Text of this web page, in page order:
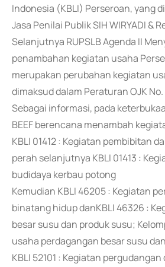
Indonesia (KBLI) Perseroan, yang
Jasa Penilai Publik SIH WIRYADI &
Selanjutnya RUPSLB Agenda II
penambahan kegiatan usaha
merupakan perubahan kegiatan
dimaksud dalam Peraturan OJK
Sebagai informasi, pada
BEEF berencana menambah
KBLI 01412 : Kegiatan pembibitan
perah selanjutnya KBLI 01413 :
budidaya kerbau potong
Kemudian KBLI 46205 : Kegiatan
binatang hidup danKBLI 46326 :
besar susu dan produk susu;
usaha perdagangan besar susu
KBLI 52101 : Kegiatan